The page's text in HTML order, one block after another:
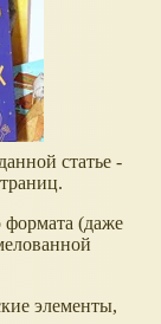
статье -
формата (даже
элементы,